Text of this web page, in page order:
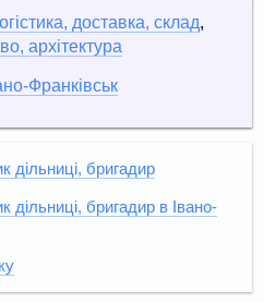
доставка, склад,
архітектура
Франківськ
дільниці, бригадир
дільниці, бригадир в Івано-